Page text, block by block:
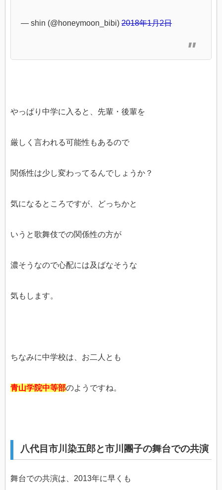
— shin (@honeymoon_bibi) 2018年1月2日
やっぱり中学に入ると、先輩・後輩を
厳しく言われる可能性もあるので
関係性は少し変わってるんでしょうか？
気になるところですが、どっちかと
いうと歌舞伎での関係性の方が
濃そうなので心配には及ばなそうな
気もします。
ちなみに中学校は、お二人とも
青山学院中等部のようですね。
八代目市川染五郎と市川團子の舞台での共演
舞台での共演は、2013年に早くも